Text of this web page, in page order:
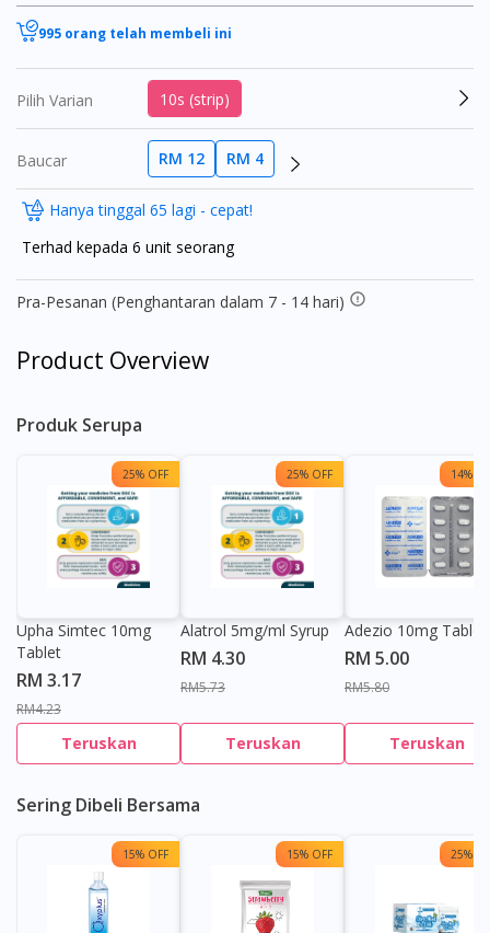
995 orang telah membeli ini
Pilih Varian 10s (strip)
Baucar RM 12 RM 4
Hanya tinggal 65 lagi - cepat!
Terhad kepada 6 unit seorang
Pra-Pesanan (Penghantaran dalam 7 - 14 hari)
Product Overview
Produk Serupa
25% OFF
Upha Simtec 10mg
Tablet
RM 3.17
RM4.23
Teruskan
25% OFF
Alatrol 5mg/ml Syrup
RM 4.30
RM5.73
Teruskan
14%
Adezio 10mg Tablet
RM 5.00
RM5.80
Teruskan
Sering Dibeli Bersama
15% OFF 15% OFF 25%